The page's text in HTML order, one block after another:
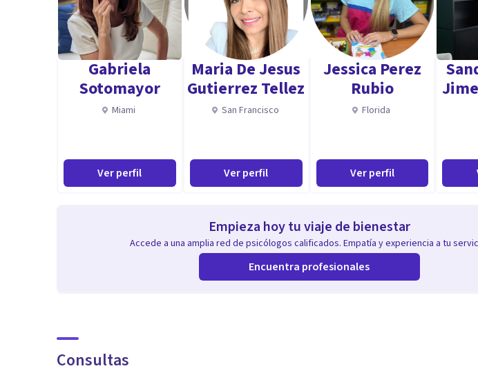
acompañamiento adecuado como guía para su crecimiento personal.
Gabriela
Sotomayor
Miami
Ver perfil
Maria De Jesus
Gutierrez Tellez
San Francisco
Ver perfil
Jessica Perez
Rubio
Florida
Ver perfil
Empieza hoy tu viaje de bienestar
Accede a una amplia red de psicólogos calificados. Empatía y experiencia a tu
Encuentra profesionales
Consultas